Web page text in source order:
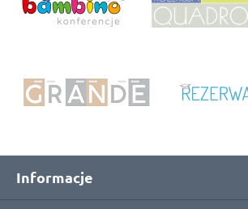
Informacje